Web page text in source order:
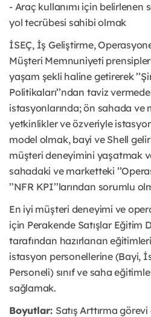
- Araç kullanımı için belirlenen
yol tecrübesi sahibi olmak
İSEÇ, İş Geliştirme,
Müşteri Memnuniyeti
yaşam şekli haline getirerek
Politikaları’’ndan taviz
istasyonlarında; ön sahada
yetkinlikler ve özveriyle
model olmak, bayi ve Shell
müşteri deneyimini yaşatmak
sahadaki ve marketteki
’’NFR KPI’’larından sorumlu
En iyi müşteri deneyimi ve
için Perakende Satışlar Eğitim
tarafından hazırlanan
istasyon personellerine (Bayi,
Personeli) sınıf ve saha
sağlamak.
Boyutlar: Satış Arttırma